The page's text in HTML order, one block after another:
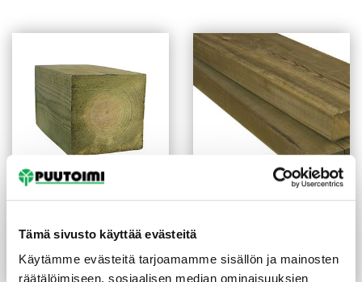
Tämä sivusto käyttää evästeitä
Käytämme evästeitä tarjoamamme sisällön ja mainosten
räätälöimiseen, sosiaalisen median ominaisuuksien
13,50€/m
Lue lisää Lue lisää